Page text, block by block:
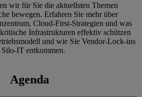
wir für Sie die aktuellsten Themen
bewegen. Erfahren Sie mehr über
Cloud-First-Strategien und was
Infrastrukturen effektiv schützen
und wie Sie Vendor-Lock-ins
IT entkommen.
Agenda